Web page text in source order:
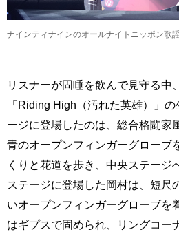
ナインティナインのオールナイトニッポン歌
リスナーが固唾を飲んで見守る中
「Riding High（汚れた英雄）」
ージに登場したのは、総合格闘家
青のオープンフィンガーグローブ
くりと花道を歩き、中央ステージ
ステージに登場した岡村は、短尺
いオープンフィンガーグローブを
はギプスで固められ、リングコー